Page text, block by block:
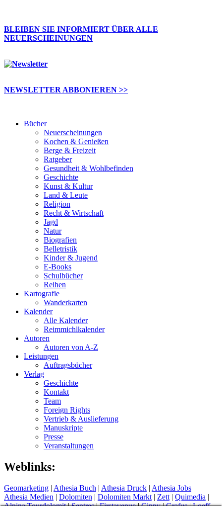
BLEIBEN SIE INFORMIERT ÜBER ALLE
NEUERSCHEINUNGEN
NEWSLETTER ABBONIEREN >>
Bücher
Neuerscheinungen
Kochen & Genießen
Berge & Freizeit
Ratgeber
Gesundheit & Wohlbefinden
Geschichte
Kunst & Kultur
Land & Leute
Religion
Recht & Wirtschaft
Jagd
Natur
Biografien
Belletristik
Kinder & Jugend
E-Books
Schulbücher
Reihen
Kartografie
Wanderkarten
Kalender
Alle Kalender
Reimmichlkalender
Autoren
Autoren von A-Z
Leistungen
Auftragsbücher
Verlag
Geschichte
Kontakt
Team
Foreign Rights
Vertrieb & Auslieferung
Manuskripte
Presse
Veranstaltungen
Weblinks:
Geomarketing | Athesia Buch | Athesia Druck | Athesia Jobs |
Athesia Medien | Dolomiten | Dolomiten Markt | Zett | Quimedia |
Alpina Tourdolomit|Sentres|Firstavenue|Cippy|Grafus|Loeff